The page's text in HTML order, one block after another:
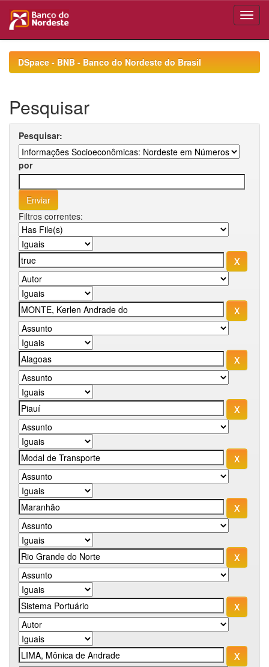
navigationDSpace - BNB - Banco do Nordeste do Brasil
Pesquisar
Pesquisar:
por
Filtros correntes: